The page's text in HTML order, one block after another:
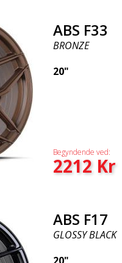
ABS F33
BRONZE
20"
Begyndende ved:
2212Kr
ABS F17
GLOSSY BLACK